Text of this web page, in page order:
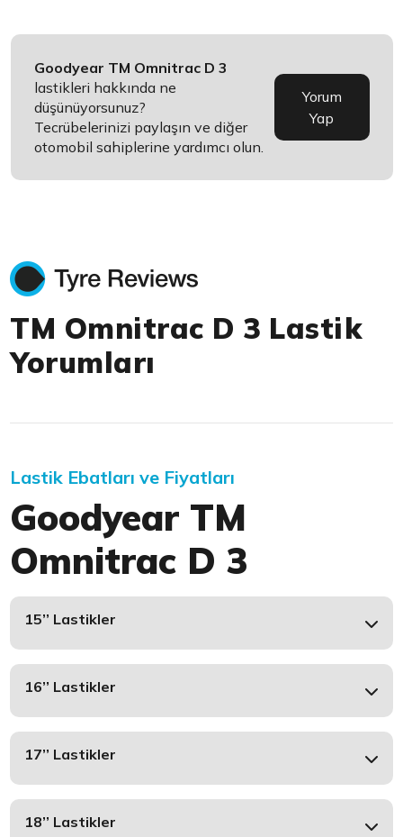
Goodyear TM Omnitrac D 3
lastikleri hakkında ne
düşünüyorsunuz?
Tecrübelerinizi paylaşın ve diğer
otomobil sahiplerine yardımcı olun.
Yorum
Yap
TM Omnitrac D 3 Lastik
Yorumları
Lastik Ebatları ve Fiyatları
Goodyear TM
Omnitrac D 3
15’’ Lastikler
16’’ Lastikler
17’’ Lastikler
18’’ Lastikler